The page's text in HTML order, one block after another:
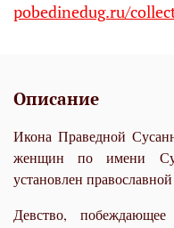
pobedinedug.ru/
Описание
Икона Праведной
женщин по имени
установлен
Девство,